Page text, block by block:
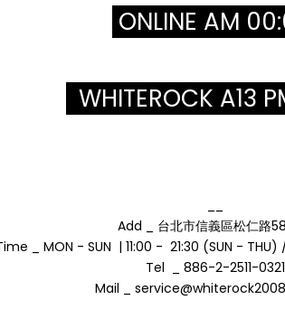
ONLINE AM
WHITEROCK A13
Add _ 台北市信義區松仁路
_ MON - SUN | 11:00 - 21:30 (SUN - THU)
Tel _ 886-2-2511-0321
Mail _